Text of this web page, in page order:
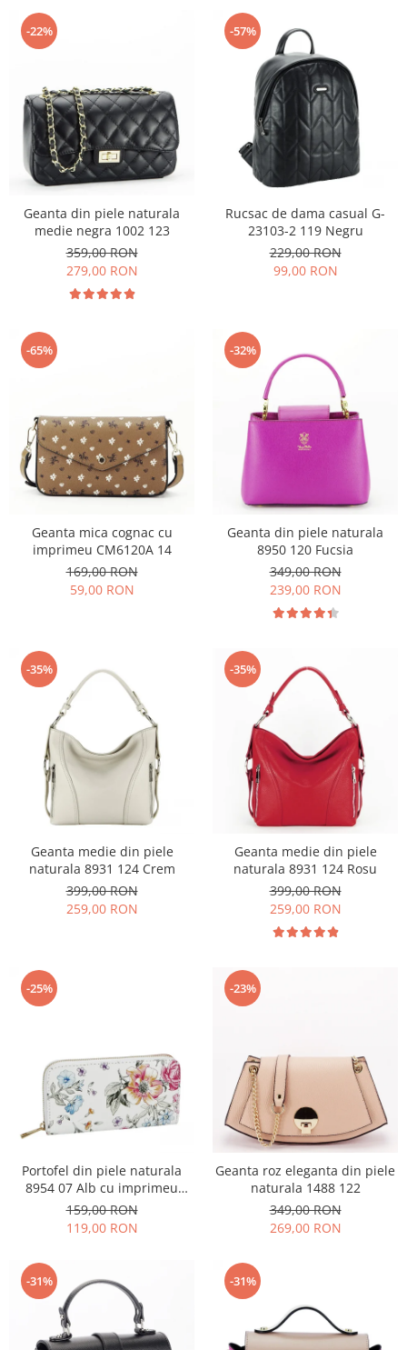
-22%
Geanta din piele naturala
medie negra 1002 123
359,00 RON
279,00 RON
-57%
Rucsac de dama casual G-
23103-2 119 Negru
229,00 RON
99,00 RON
-65%
Geanta mica cognac cu
imprimeu CM6120A 14
169,00 RON
59,00 RON
-32%
Geanta din piele naturala
8950 120 Fucsia
349,00 RON
239,00 RON
-35%
Geanta medie din piele
naturala 8931 124 Crem
399,00 RON
259,00 RON
-35%
Geanta medie din piele
naturala 8931 124 Rosu
399,00 RON
259,00 RON
-25%
Portofel din piele naturala
8954 07 Alb cu imprimeu
floral
159,00 RON
119,00 RON
-23%
Geanta roz eleganta din piele
naturala 1488 122
349,00 RON
269,00 RON
-31% -31%